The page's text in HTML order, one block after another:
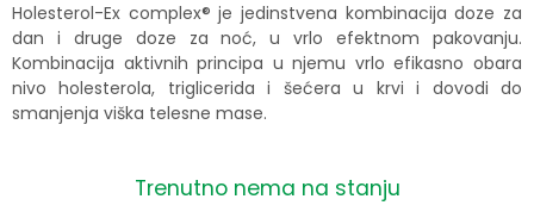
Holesterol-Ex complex® je jedinstvena kombinacija doze za
dan i druge doze za noć, u vrlo efektnom pakovanju.
Kombinacija aktivnih principa u njemu vrlo efikasno obara
nivo holesterola, triglicerida i šećera u krvi i dovodi do
smanjenja viška telesne mase.
Trenutno nema na stanju